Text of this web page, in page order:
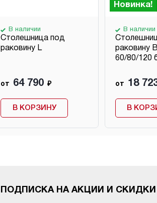
В наличии
Столешница под
раковину L
от 64 790 ₽
В КОРЗИНУ
Новинка!
В наличии
раковину
60/80/120
от 18
В
ПОДПИСКА НА АКЦИИ И СКИДКИ